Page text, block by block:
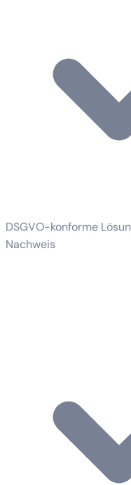
DSGVO-konforme
Nachweis